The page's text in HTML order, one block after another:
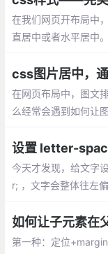
在我们网页开布局中
直居中或者水平居中
在网页布局中，图文
么经常会遇到如何让
结。
设置 letter-
今天才发现，给文字
r; ，文字会整体往左
一个间距。
如何让子元素在
第一种：定位